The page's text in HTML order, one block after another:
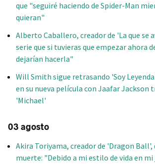
que "seguiré haciendo de Spider-Man
quieran"
Alberto Caballero, creador de 'La que se
serie que si tuvieras que empezar ahora
dejarían hacerla"
Will Smith sigue retrasando 'Soy
en su nueva película con Jaafar Jackson
'Michael'
03 agosto
Akira Toriyama, creador de 'Dragon Ball',
muerte: "Debido a mi estilo de vida en